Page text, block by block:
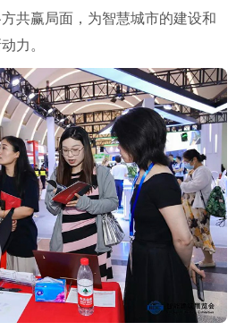
共赢局面，为智慧城市的建设和
力。